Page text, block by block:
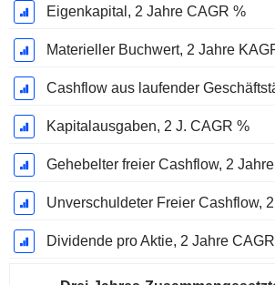
Eigenkapital, 2 Jahre CAGR %
Materieller Buchwert, 2 Jahre
Kapitalausgaben, 2 J. CAGR %
Gehebelter freier Cashflow, 2
Dividende pro Aktie, 2 Jahre